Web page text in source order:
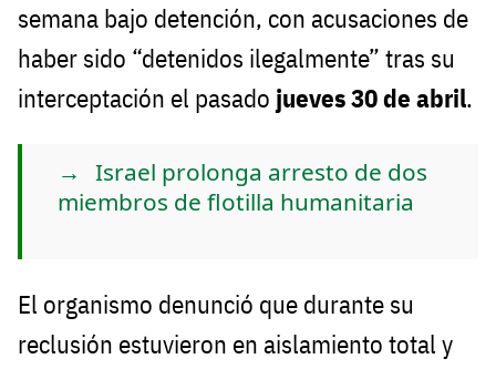
semana bajo detención, con acusaciones de
haber sido “detenidos ilegalmente” tras su
interceptación el pasado jueves 30 de abril.
Israel prolonga arresto de dos
miembros de flotilla humanitaria
El organismo denunció que durante su
reclusión estuvieron en aislamiento total y